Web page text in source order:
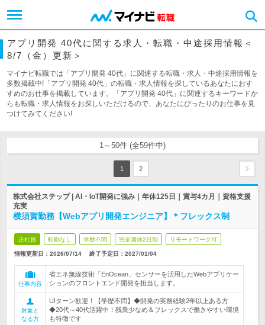
アプリ開発 40代に関する求人・転職・中途採用情報＜
8/7（金）更新＞
マイナビ転職では「アプリ開発 40代」に関連する転職・求人・中途採用情報を
多数掲載中!「アプリ開発 40代」の転職・求人情報を探しているあなたにおす
すめのお仕事を掲載しています。「アプリ開発 40代」に関連するキーワードか
らも転職・求人情報をお探しいただけるので、あなたにぴったりのお仕事を見
つけてみてください!
1～50件 (全59件中)
1 2
株式会社ステップ | AI・IoT開発に強み｜年休125日｜賞与4カ月｜資格支援
充実
横須賀勤務【Webアプリ開発エンジニア】＊フレックス制
正社員 転勤なし 学歴不問 完全週休2日制 リモートワーク可
情報更新日：2026/07/14 終了予定日： 2027/01/04
仕事内容
省エネ無線技術「EnOcean」センサーを活用したWebアプリケー
ションのフロントエンド開発を担当します。
対象と
なる方
UIターン歓迎！【学歴不問】◆開発の実務経験2年以上ある方
◆20代～40代活躍中！残業少なめ＆フレックスで働きやすい環境
も特徴です